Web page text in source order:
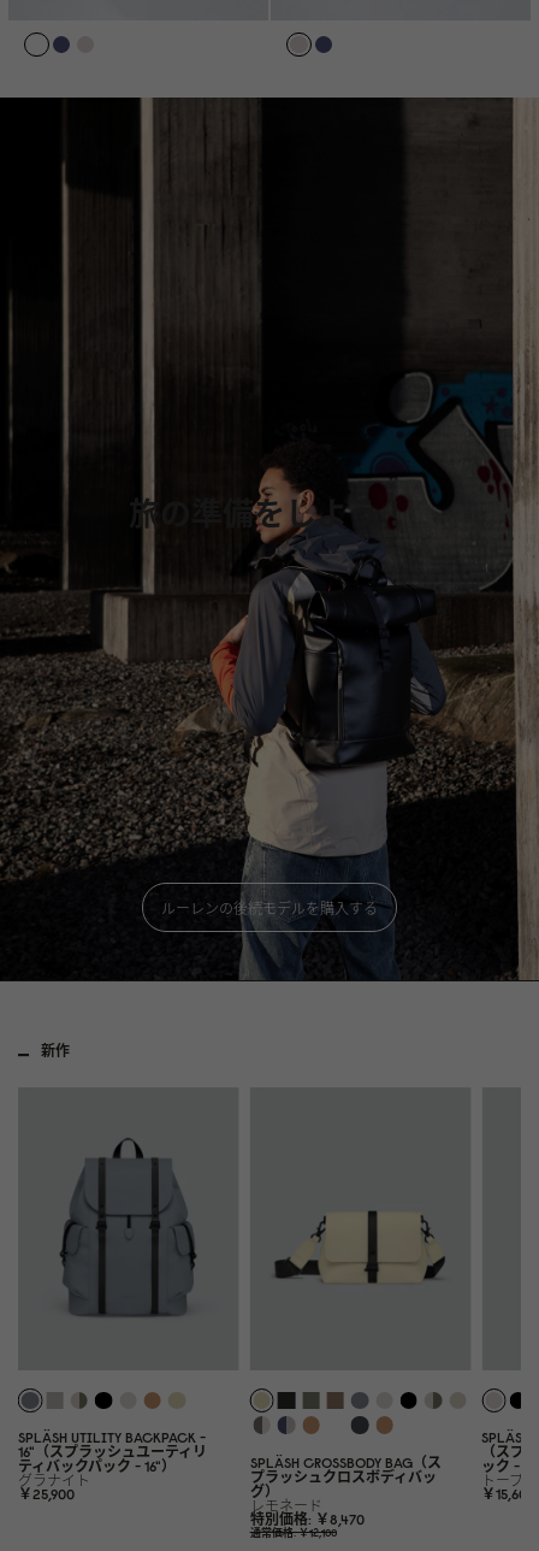
旅の準備をしよう！
ルーレンの後続モデルを購入する
新作
SPLÄSH UTILITY BACKPACK -
16"（スプラッシュユーティリ
ティバックパック - 16"）
グラナイト
￥25,900
SPLÄSH CROSSBODY BAG（ス
プラッシュクロスボディバッ
グ）
レモネード
特別価格 ￥8,470
通常価格 ￥12,100
SPLÄSH
（スプ
ック -
トープ
￥15,60